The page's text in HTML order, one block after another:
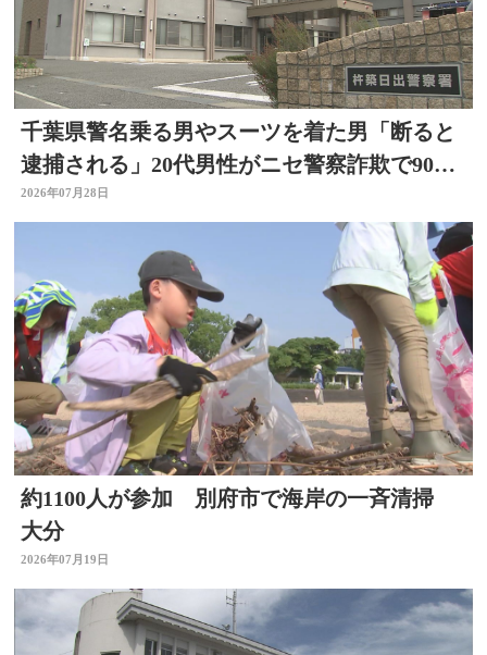
千葉県警名乗る男やスーツを着た男「断ると
逮捕される」20代男性がニセ警察詐欺で90万
円被害 大分
2026年07月28日
約1100人が参加 別府市で海岸の一斉清掃
大分
2026年07月19日